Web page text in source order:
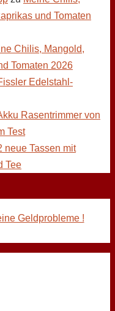
und Tomaten
Chilis, Mangold,
Tomaten 2026
Edelstahl-
Rasentrimmer von
Test
neue Tassen mit
Tee
Geldprobleme !